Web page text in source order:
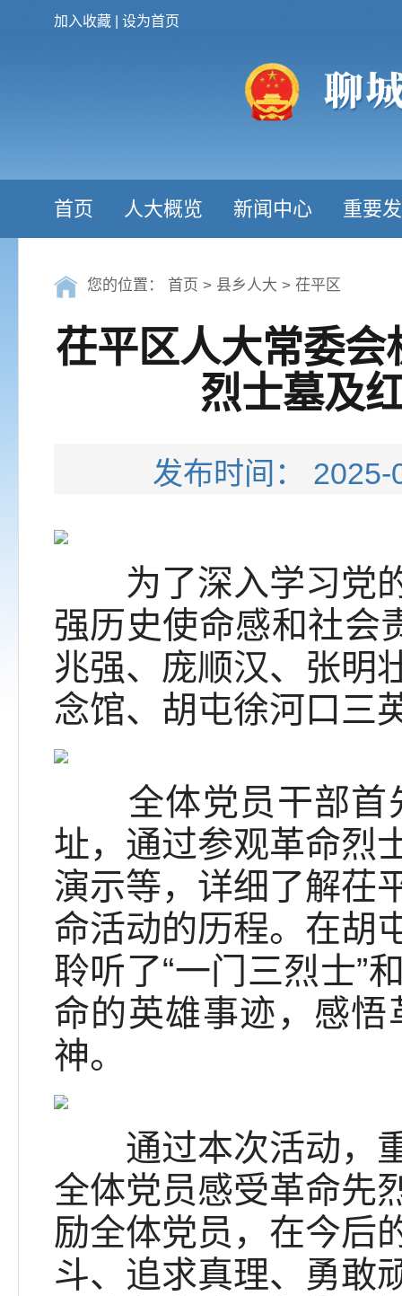
加入收藏 设为首页
首页 人大概览 新闻中心 重要
您的位置： 首页 > 县乡人大 > 茌平区
茌平区人大常委
烈士墓及
发布时间：
为了深入学习党的
强历史使命感和社会
兆强、庞顺汉、张明
念馆、胡屯徐河口三
全体党员干部首先
址，通过参观革命烈
演示等，详细了解茌
命活动的历程。在胡
聆听了“一门三烈士”
命的英雄事迹，感
神。
通过本次活动，重
全体党员感受革命先
励全体党员，在今后
斗、追求真理、勇敢